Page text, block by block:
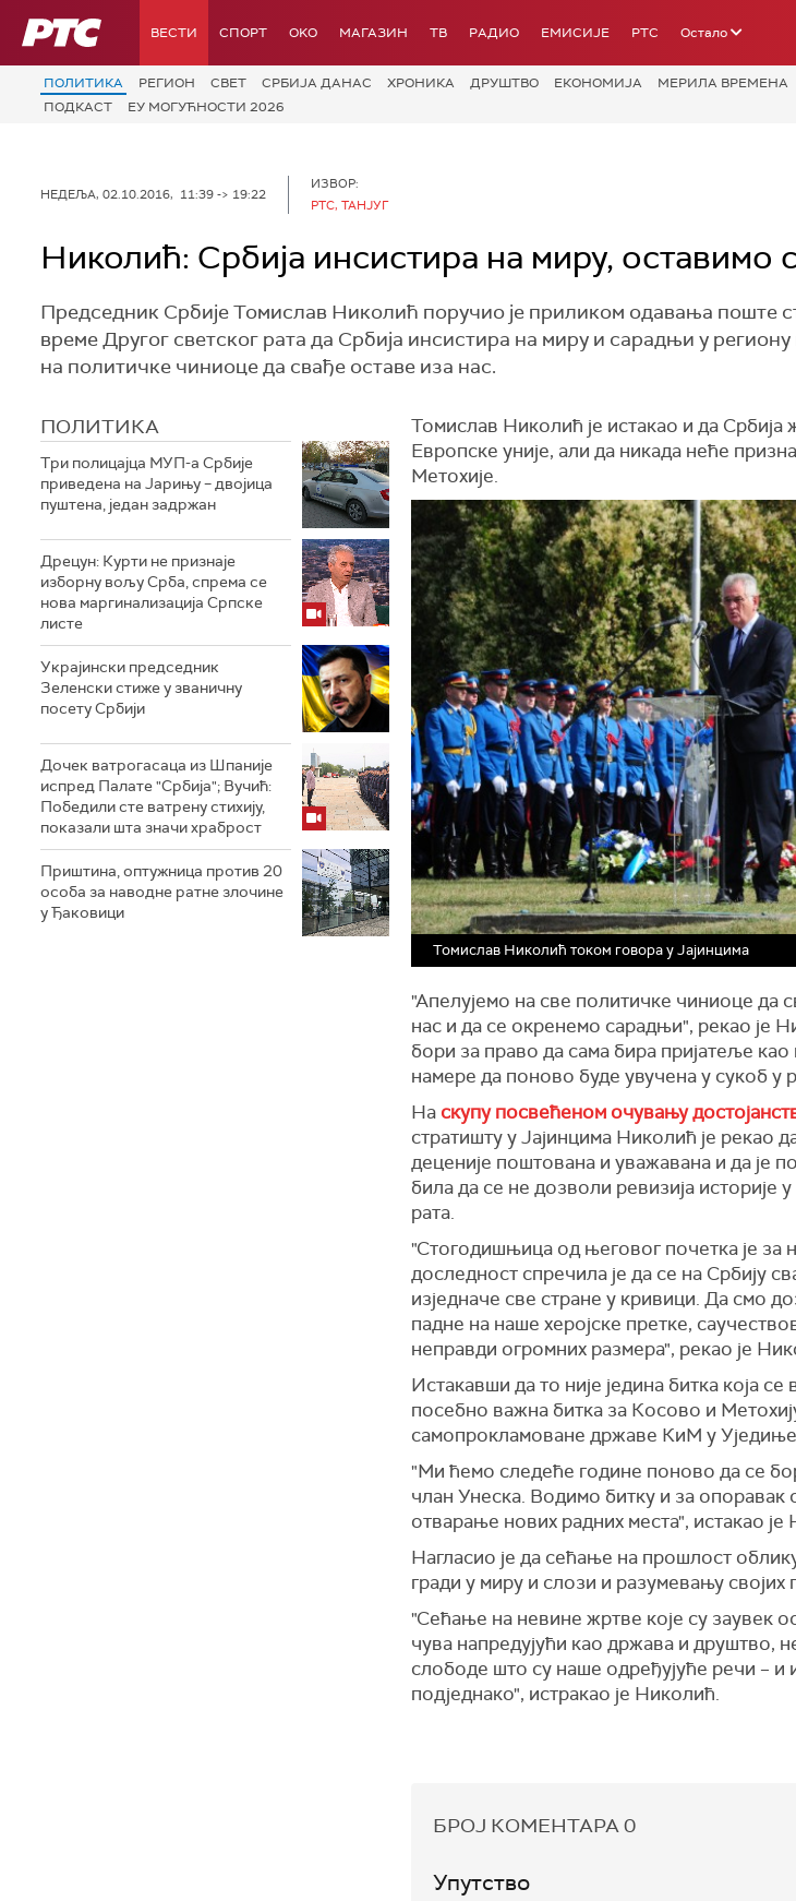
РТС ВЕСТИ СПОРТ OKO МАГАЗИН ТВ РАДИО ЕМИСИЈЕ РТС Остало
ПОЛИТИКА РЕГИОН СВЕТ СРБИЈА ДАНАС ХРОНИКА ДРУШТВО ЕКОНОМИЈА МЕРИЛА ВРЕМЕНА
ПОДКАСТ
ЕУ МОГУЋНОСТИ 2026
НЕДЕЉА, 02.10.2016, 11:39 -> 19:22
ИЗВОР:
РТС, ТАНЈУГ
Николић: Србија инсистира на миру, оставимо
Председник Србије Томислав Николић поручио је приликом одавања поште
време Другог светског рата да Србија инсистира на миру и сарадњи у
на политичке чиниоце да свађе оставе иза нас.
ПОЛИТИКА
Три полицајца МУП-а Србије
приведена на Јарињу – двојица
пуштена, један задржан
Дрецун: Курти не признаје
изборну вољу Срба, спрема се
нова маргинализација Српске
листе
Украјински председник
Зеленски стиже у званичну
посету Србији
Дочек ватрогасаца из Шпаније
испред Палате "Србија"; Вучић:
Победили сте ватрену стихију,
показали шта значи храброст
Приштина, оптужница против 20
особа за наводне ратне злочине
у Ђаковици
Томислав Николић је истакао и да
Европске уније, али да никада неће
Метохије.
Томислав Николић током говора у Јајинцима
"Апелујемо на све политичке чиниоце да
нас и да се окренемо сарадњи", рекао је
бори за право да сама бира пријатеље као
намере да поново буде увучена у сукоб у
На скупу посвећеном очувању
стратишту у Јајинцима Николић је рекао
деценије поштована и уважавана и да је
била да се не дозволи ревизија историје
рата.
"Стогодишњица од његовог почетка је за
доследност спречила је да се на Србију
изједначе све стране у кривици. Да смо
падне на наше херојске претке,
неправди огромних размера", рекао је
Истакавши да то није једина битка која
посебно важна битка за Косово и
самопрокламоване државе КиМ у
"Ми ћемо следеће године поново да се
члан Унеска. Водимо битку и за опоравак
отварање нових радних места", истакао је
Нагласио је да сећање на прошлост
гради у миру и слози и разумевању својих
"Сећање на невине жртве које су заувек
чува напредујући као држава и друштво,
слободе што су наше одређујуће речи – и
подједнако", истракао је Николић.
БРОЈ КОМЕНТАРА0
Упутство